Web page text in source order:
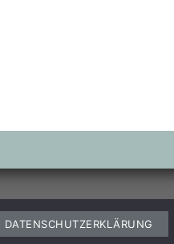
DATENSCHUTZERKLÄRUNG